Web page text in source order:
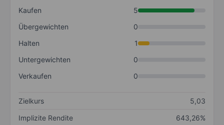
Kaufen
5
Übergewichten
0
Halten
1
Untergewichten
0
Verkaufen
0
Zielkurs
5,03
Implizite Rendite
643,26%